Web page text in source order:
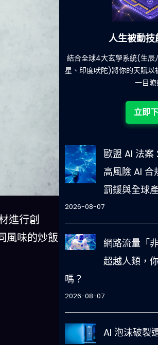
進行創
風味的炒飯
後免除晚餐吃
人生被動技
結合全球4大玄學系統(生辰
星、印度吠陀)將你的天賦以
一目瞭
立即
歐盟 AI 法案
高風險 AI 合
罰鍰與全球
2026-08-07
網路流量「
超越人類，
嗎？
2026-08-07
AI 泡沫破裂